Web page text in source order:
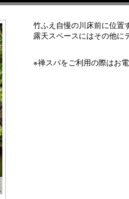
竹ふえ自慢の川床前に位置
露天スペースにはその他に
※禅スパをご利用の際はお